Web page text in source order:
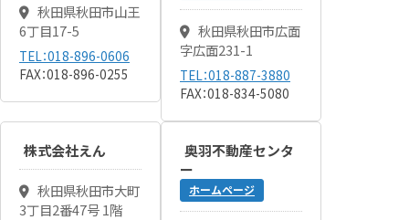
秋田県秋田市山王
6丁目17-5
TEL：018-896-0606
FAX：018-896-0255
秋田県秋田市広面
字広面231-1
TEL：018-887-3880
FAX：018-834-5080
株式会社えん
秋田県秋田市大町
3丁目2番47号 1階
奥羽不動産センタ
ー
ホームページ